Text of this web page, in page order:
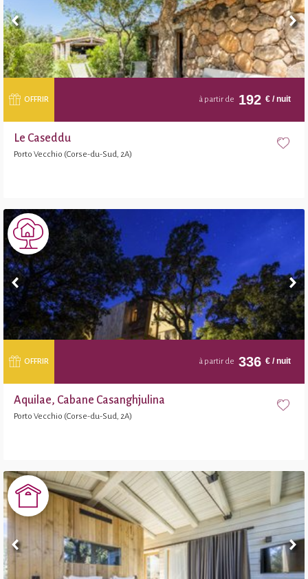
OFFRIR à partir de 192 € / nuit
Le Caseddu
Porto Vecchio (Corse-du-Sud, 2A)
OFFRIR à partir de 336 € / nuit
Aquilae, Cabane Casanghjulina
Porto Vecchio (Corse-du-Sud, 2A)